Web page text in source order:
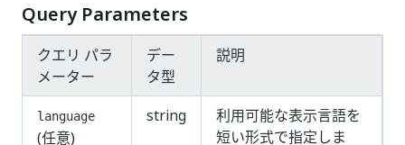
Query Parameters
クエリ パラ
メーター
デー
タ型
説明
language
(任意)
string
利用可能な表示言語を
短い形式で指定しま